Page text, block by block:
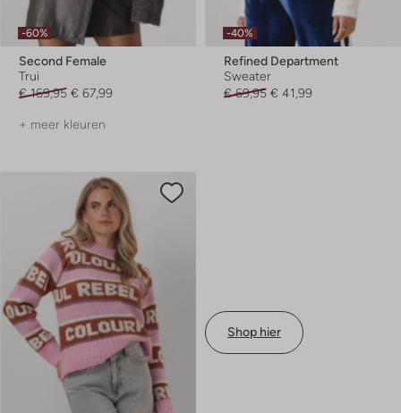
-60%
Second Female
Trui
€ 169,95 € 67,99
+ meer kleuren
-40%
Refined Department
Sweater
€ 69,95 € 41,99
Shop hier